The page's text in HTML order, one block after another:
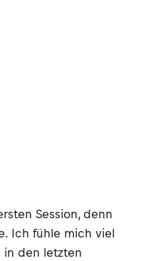
Session, denn
Ich fühle mich viel
in den letzten